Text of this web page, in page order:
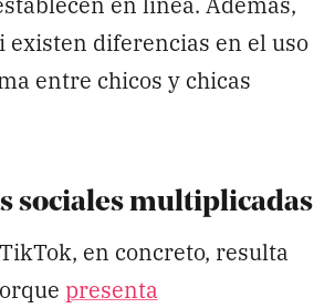
existen diferencias en el uso
entre chicos y chicas
sociales multiplicadas
en concreto, resulta
presenta